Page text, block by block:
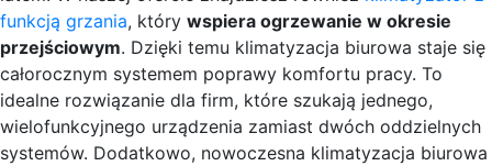
funkcją grzania, który wspiera ogrzewanie w okresie
przejściowym. Dzięki temu klimatyzacja biurowa staje się
całorocznym systemem poprawy komfortu pracy. To
idealne rozwiązanie dla firm, które szukają jednego,
wielofunkcyjnego urządzenia zamiast dwóch oddzielnych
systemów. Dodatkowo, nowoczesna klimatyzacja biurowa